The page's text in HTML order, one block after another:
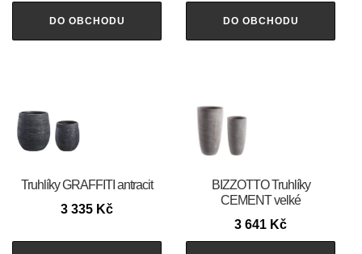
DO OBCHODU DO OBCHODU
Truhlíky GRAFFITI antracit
3 335 Kč
BIZZOTTO Truhlíky
CEMENT velké
3 641 Kč